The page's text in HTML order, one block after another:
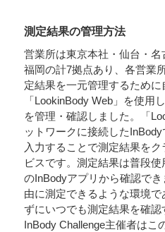
測定結果の管理方法
営業所は東京本社・仙台・名
福岡の計7拠点あり、各営業
定結果を一元管理するため
「LookinBody Web」を使用
を管理・確認しました。「
ットワークに接続した
入力することで測定結果を
ビスです。測定結果は普段
のInBodyアプリから確認で
由に測定できるような環境
ずにいつでも測定結果を確認
InBody Challenge主催者は